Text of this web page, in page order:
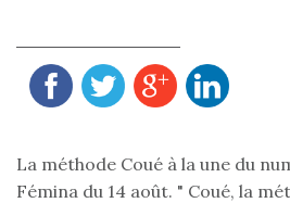
La méthode Coué à la une du
Fémina du 14 août. " Coué, la